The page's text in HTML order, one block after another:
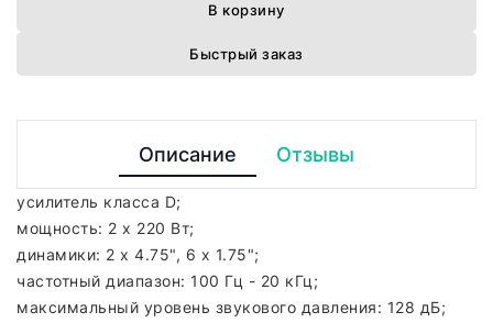
В корзину
Быстрый заказ
Описание Отзывы
усилитель класса D;
мощность: 2 х 220 Вт;
динамики: 2 х 4.75", 6 х 1.75";
частотный диапазон: 100 Гц - 20 кГц;
максимальный уровень звукового давления: 128 дБ;